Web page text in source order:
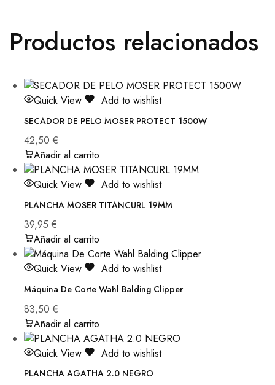
Productos relacionados
Quick View Add to wishlist
SECADOR DE PELO MOSER PROTECT 1500W
42,50 €
Añadir al carrito
Quick View Add to wishlist
PLANCHA MOSER TITANCURL 19MM
39,95 €
Añadir al carrito
Quick View Add to wishlist
Máquina De Corte Wahl Balding Clipper
83,50 €
Añadir al carrito
Quick View Add to wishlist
PLANCHA AGATHA 2.0 NEGRO